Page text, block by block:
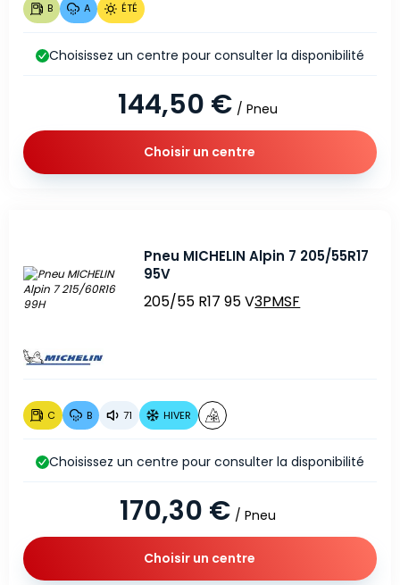
B A ÉTÉ
144,50 € / Pneu
Choisissez un centre pour consulter la disponibilité
Choisir un centre
Pneu MICHELIN Alpin 7 205/55R17
95V
205/55 R17 95 V3PMSF
C B 71 HIVER
170,30 € / Pneu
Choisissez un centre pour consulter la disponibilité
Choisir un centre